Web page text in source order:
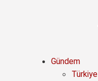
Gündem
Türkiye